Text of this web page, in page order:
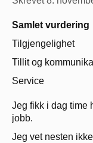
Samlet vurdering
Tilgjengelighet
Tillit og
Service
Jeg fikk i dag time
jobb.
Jeg vet nesten